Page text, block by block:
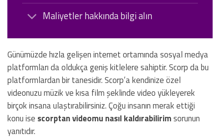
Maliyetler hakkında bilgi alın
Günümüzde hızla gelişen internet ortamında sosyal medya
platformları da oldukça geniş kitlelere sahiptir. Scorp da bu
platformlardan bir tanesidir. Scorp’a kendinize özel
videonuzu müzik ve kısa film şeklinde video yükleyerek
birçok insana ulaştırabilirsiniz. Çoğu insanın merak ettiği
konu ise scorptan videomu nasıl kaldırabilirimsorunun
yanıtıdır.